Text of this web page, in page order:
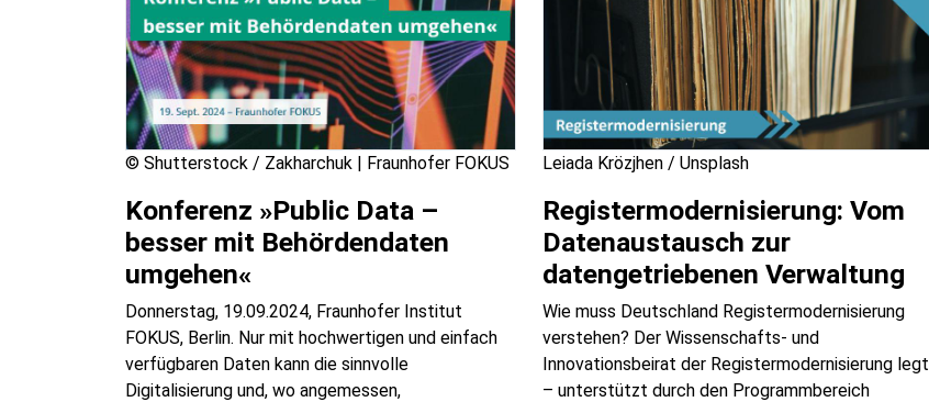
© Shutterstock / Zakharchuk | Fraunhofer FOKUS
Konferenz »Public Data –
besser mit Behördendaten
umgehen«
Donnerstag, 19.09.2024, Fraunhofer Institut
FOKUS, Berlin. Nur mit hochwertigen und einfach
verfügbaren Daten kann die sinnvolle
Digitalisierung und, wo angemessen,
Leiada Krözjhen / Unsplash
Registermodernisierung: Vom
Datenaustausch zur
datengetriebenen Verwaltung
Wie muss Deutschland Registermodernisierung
verstehen? Der Wissenschafts- und
Innovationsbeirat der Registermodernisierung legt
– unterstützt durch den Programmbereich